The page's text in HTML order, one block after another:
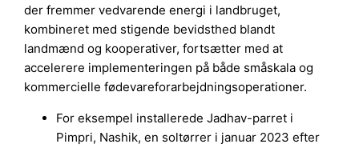
der fremmer vedvarende energi i landbruget,
kombineret med stigende bevidsthed blandt
landmænd og kooperativer, fortsætter med at
accelerere implementeringen på både småskala og
kommercielle fødevareforarbejdningsoperationer.
For eksempel installerede Jadhav-parret i
Pimpri, Nashik, en soltørrer i januar 2023 efter